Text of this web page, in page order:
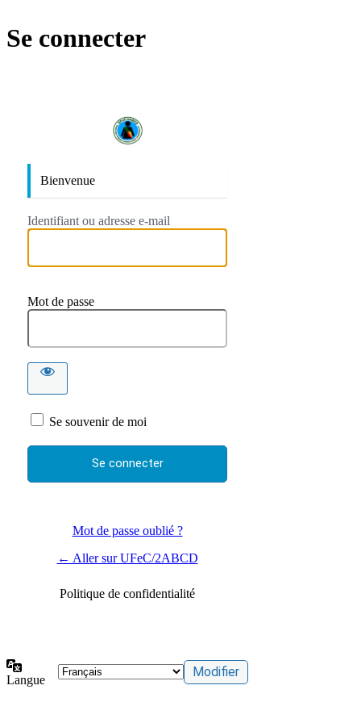
Se connecter
Bienvenue
Identifiant ou adresse e-mail
Mot de passe
Se souvenir de moi
Mot de passe oublié ?
← Aller sur UFeC/2ABCD
Politique de confidentialité
Langue